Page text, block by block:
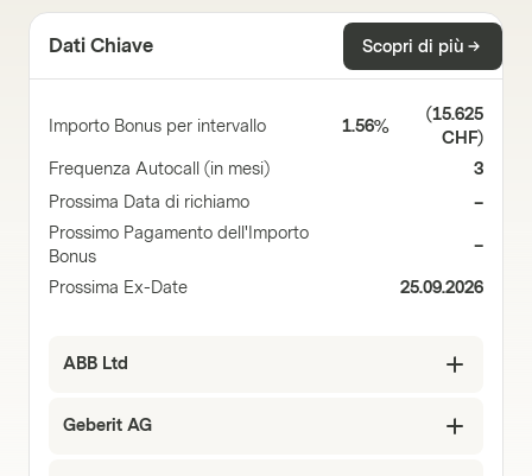
Dati Chiave Scopri di più
Importo Bonus per intervallo 1.56%
(15.625
CHF)
Frequenza Autocall (in mesi)
3
Prossima Data di richiamo
–
Prossimo Pagamento dell'Importo
Bonus
–
Prossima Ex-Date 25.09.2026
ABB Ltd
Geberit AG